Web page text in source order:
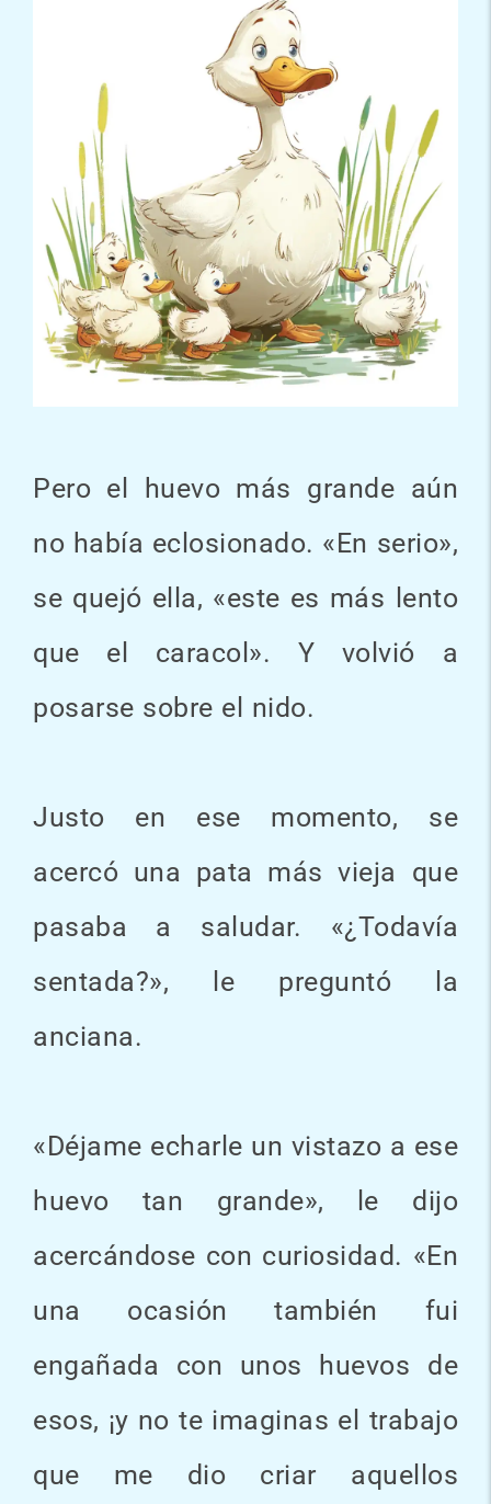
Pero el huevo más grande aún
no había eclosionado. «En serio»,
se quejó ella, «este es más lento
que el caracol». Y volvió a
posarse sobre el nido.
Justo en ese momento, se
acercó una pata más vieja que
pasaba a saludar. «¿Todavía
sentada?», le preguntó la
anciana.
«Déjame echarle un vistazo a ese
huevo tan grande», le dijo
acercándose con curiosidad. «En
una ocasión también fui
engañada con unos huevos de
esos, ¡y no te imaginas el trabajo
que me dio criar aquellos